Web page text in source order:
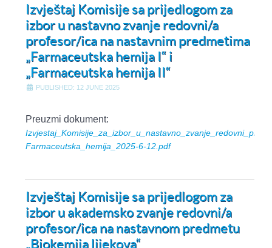
Izvještaj Komisije sa prijedlogom za
izbor u nastavno zvanje redovni/a
profesor/ica na nastavnim predmetima
„Farmaceutska hemija I“ i
„Farmaceutska hemija II“
PUBLISHED: 12 JUNE 2025
Preuzmi dokument:
Farmaceutska_hemija_2025-6-12.pdf
Izvještaj Komisije sa prijedlogom za
izbor u akademsko zvanje redovni/a
profesor/ica na nastavnom predmetu
„Biokemija lijekova“